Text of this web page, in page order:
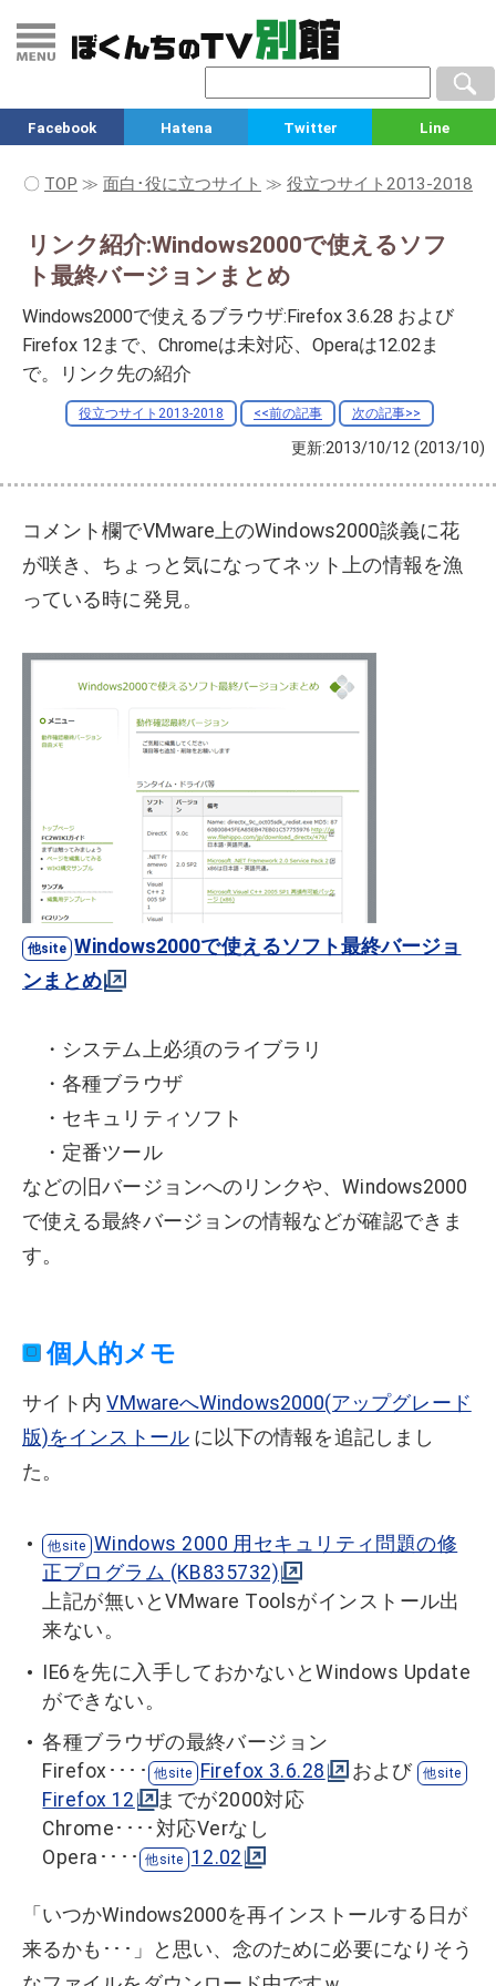
Facebook Hatena Twitter Line
〇 TOP ≫ 面白･役に立つサイト ≫ 役立つサイト2013-2018
リンク紹介:Windows2000で使えるソフ
ト最終バージョンまとめ
Windows2000で使えるブラウザ:Firefox 3.6.28 および
Firefox 12まで、Chromeは未対応、Operaは12.02ま
で。リンク先の紹介
役立つサイト2013-2018 <<前の記事 次の記事>>
更新:2013/10/12 (2013/10)
コメント欄でVMware上のWindows2000談義に花
が咲き、ちょっと気になってネット上の情報を漁
っている時に発見。
Windows2000で使えるソフト最終バージョ
ンまとめ
・システム上必須のライブラリ
・各種ブラウザ
・セキュリティソフト
・定番ツール
などの旧バージョンへのリンクや、Windows2000
で使える最終バージョンの情報などが確認できま
す。
個人的メモ
サイト内VMwareへWindows2000(アップグレード
版)をインストールに以下の情報を追記しまし
た。
Windows 2000 用セキュリティ問題の修
正プログラム (KB835732)
上記が無いとVMware Toolsがインストール出
来ない。
IE6を先に入手しておかないとWindows Update
ができない。
各種ブラウザの最終バージョン
Firefox････
Firefox 3.6.28
および
Firefox 12
までが2000対応
Chrome････対応Verなし
Opera････
12.02
「いつかWindows2000を再インストールする日が
来るかも･･･」と思い、念のために必要になりそう